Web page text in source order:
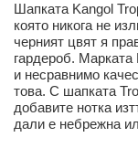
Шапката Kangol
която никога не
черният цвят я
гардероб. Марката
и несравнимо
това. С шапката
добавите нотка
дали е небрежна